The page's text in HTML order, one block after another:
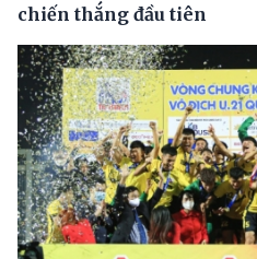
chiến thắng đầu tiên